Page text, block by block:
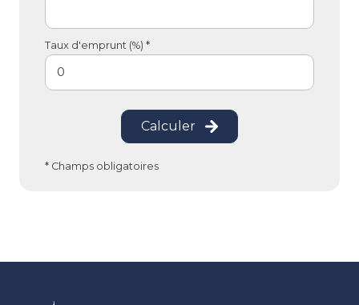
Taux d'emprunt (%) *
Calculer
* Champs obligatoires